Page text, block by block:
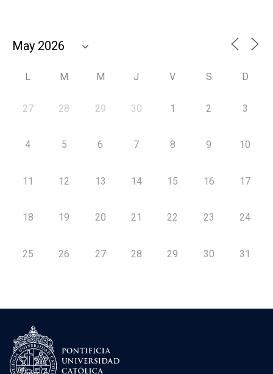
L M M J V S D
27 28 29 30 1 2 3
4 5 6 7 8 9 10
11 12 13 14 15 16 17
18 19 20 21 22 23 24
25 26 27 28 29 30 31